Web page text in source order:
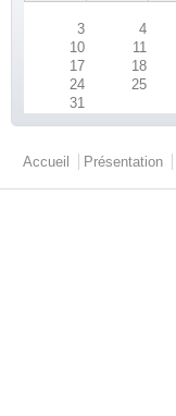
3
4
10
11
17
18
24
25
31
Menu principal
Accueil Présentation